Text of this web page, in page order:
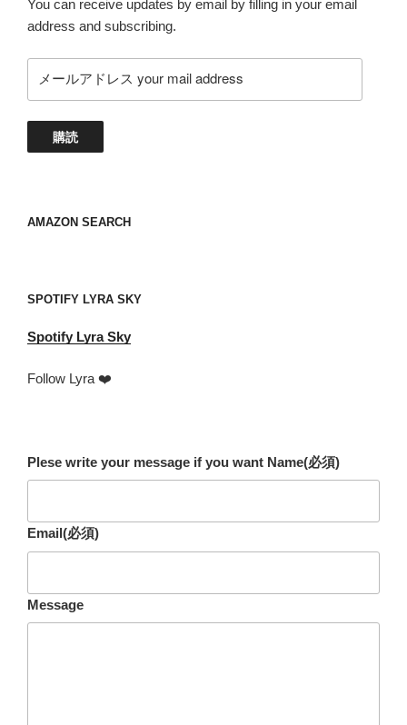
You can receive updates by email by filling in your email
address and subscribing.
ー
ド
your
購読
AMAZON SEARCH
SPOTIFY LYRA SKY
Spotify Lyra Sky
Follow Lyra ❤️
Plese write your message if you want Name(必須)
Email(必須)
Message